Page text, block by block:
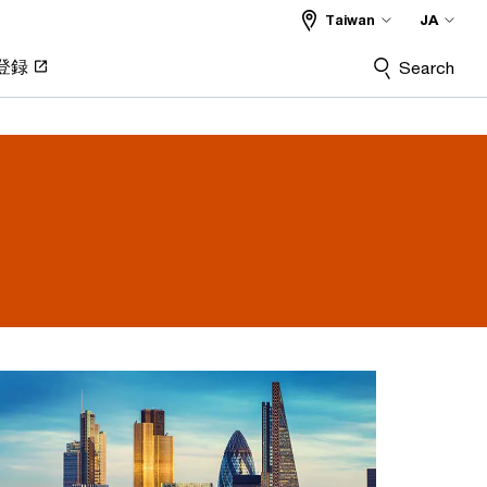
録
Taiwan JA
Search